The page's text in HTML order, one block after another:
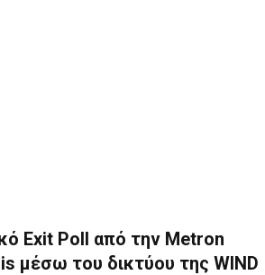
Exit Poll από την Metron
μέσω του δικτύου της WIND